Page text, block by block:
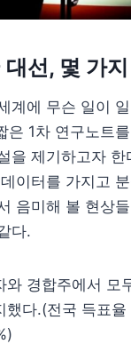
선, 몇 가
계에 무슨 일이
은 1차 연구노트
을 제기하고자
이터를 가지고
음미해 볼 현상
다.
와 경합주에서 모
했다.(전국 득표